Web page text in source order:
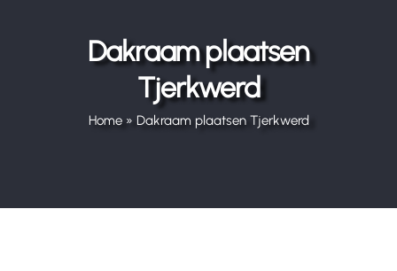
Blogs
Dakraam plaatsen
Tjerkwerd
Home» Dakraam plaatsen Tjerkwerd